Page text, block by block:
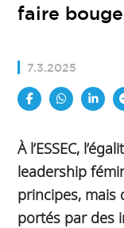
faire
7.3.2025
À l’ESSEC,
leadership
principes, mais
portés par des